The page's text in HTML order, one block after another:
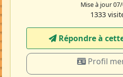
Mise à jour
1333
Répondre à
Profil